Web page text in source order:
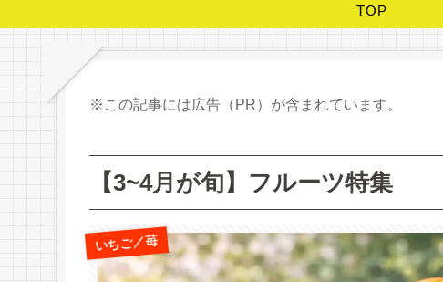
TOP
※この記事には広告（PR）が含まれています。
【3~4月が旬】フルーツ特集
いちご／苺